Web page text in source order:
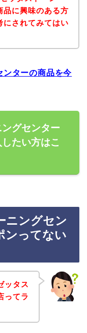
品に興味のある方
にされてみてはい
ンターの商品を今
グセンター
たい方はこ
ニングセン
ンってない
ッタス
ってラ